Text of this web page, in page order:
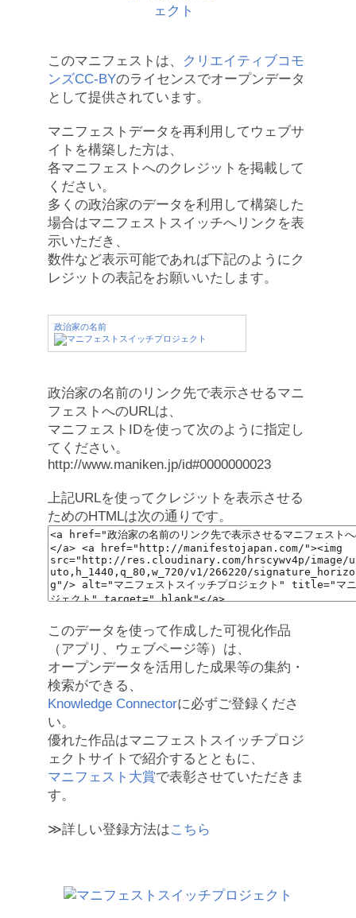
このマニフェストは、
クリエイティブコモ
ンズCC-BYのライセンスでオープンデータ
として提供されています。
マニフェストデータを再利用してウェブサ
イトを構築した方は、
各マニフェストへのクレジットを掲載して
ください。
多くの政治家のデータを利用して構築した
場合はマニフェストスイッチへリンクを表
示いただき、
数件など表示可能であれば下記のようにク
レジットの表記をお願いいたします。
政治家の名前
政治家の名前のリンク先で表示させるマニ
フェストへのURLは、
マニフェストIDを使って次のように指定し
てください。
http://www.maniken.jp/id#0000000023
上記URLを使ってクレジットを表示させる
ためのHTMLは次の通りです。
このデータを使って作成した可視化作品
（アプリ、ウェブページ等）は、
オープンデータを活用した成果等の集約・
検索ができる、
Knowledge Connectorに必ずご登録くださ
い。
優れた作品はマニフェストスイッチプロジ
ェクトサイトで紹介するとともに、
マニフェスト大賞で表彰させていただきま
す。
≫詳しい登録方法はこちら